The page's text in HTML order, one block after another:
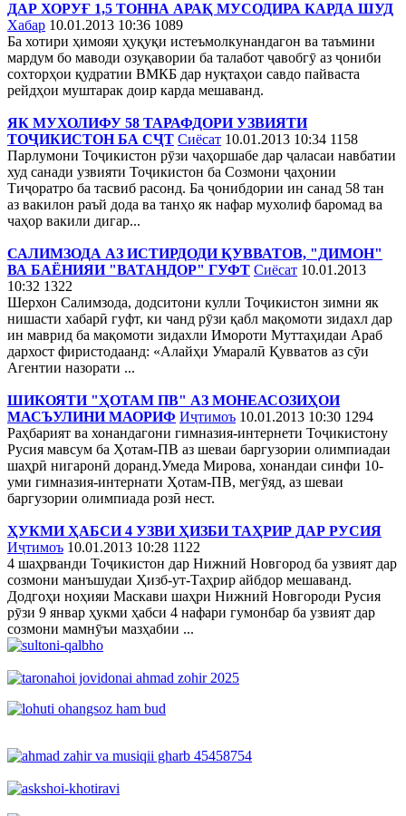
ДАР ХОРУҒ 1,5 ТОННА АРАҚ МУСОДИРА КАРДА ШУД
Хабар 10.01.2013 10:36 1089
Ба хотири ҳимояи ҳуқуқи истеъмолкунандагон ва таъмини
мардум бо маводи озуқавории ба талабот ҷавобгӯ аз ҷониби
сохторҳои қудратии ВМКБ дар нуқтаҳои савдо пайваста
рейдҳои муштарак доир карда мешаванд.
ЯК МУХОЛИФУ 58 ТАРАФДОРИ УЗВИЯТИ
ТОҶИКИСТОН БА СҶТ Сиёсат 10.01.2013 10:34 1158
Парлумони Тоҷикистон рӯзи чаҳоршабе дар ҷаласаи навбатии
худ санади узвияти Тоҷикистон ба Созмони ҷаҳонии
Тиҷоратро ба тасвиб расонд. Ба ҷонибдории ин санад 58 тан
аз вакилон раъй дода ва танҳо як нафар мухолиф баромад ва
чаҳор вакили дигар...
САЛИМЗОДА АЗ ИСТИРДОДИ ҚУВВАТОВ, "ДИМОН"
ВА БАЁНИЯИ "ВАТАНДОР" ГУФТ Сиёсат 10.01.2013
10:32 1322
Шерхон Салимзода, додситони кулли Тоҷикистон зимни як
нишасти хабарӣ гуфт, ки чанд рӯзи қабл мақомоти зидахл дар
ин маврид ба мақомоти зидахли Имороти Муттаҳидаи Араб
дархост фиристодаанд: «Алайҳи Умаралӣ Қувватов аз сӯи
Агентии назорати ...
ШИКОЯТИ "ҲОТАМ ПВ" АЗ МОНЕАСОЗИҲОИ
МАСЪУЛИНИ МАОРИФ Иҷтимоъ 10.01.2013 10:30 1294
Раҳбарият ва хонандагони гимназия-интернети Тоҷикистону
Русия мавсум ба Ҳотам-ПВ аз шеваи баргузории олимпиадаи
шаҳрӣ нигаронӣ доранд.Умеда Мирова, хонандаи синфи 10-
уми гимназия-интернати Ҳотам-ПВ, мегӯяд, аз шеваи
баргузории олимпиада розӣ нест.
ҲУКМИ ҲАБСИ 4 УЗВИ ҲИЗБИ ТАҲРИР ДАР РУСИЯ
Иҷтимоъ 10.01.2013 10:28 1122
4 шаҳрванди Тоҷикистон дар Нижний Новгород ба узвият дар
созмони манъшудаи Ҳизб-ут-Таҳрир айбдор мешаванд.
Додгоҳи ноҳияи Маскави шаҳри Нижний Новгороди Русия
рӯзи 9 январ ҳукми ҳабси 4 нафари гумонбар ба узвият дар
созмони мамнӯъи мазҳабии ...